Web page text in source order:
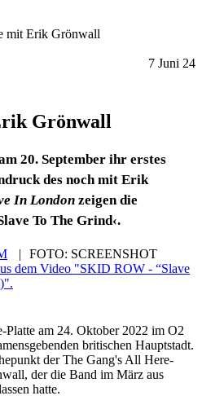
mit Erik Grönwall
7 Juni 24
Grönwall
20. September ihr erstes
des noch mit Erik
In London zeigen die
To The Grind‹.
| FOTO: SCREENSHOT
am 24. Oktober 2022 im O2
britischen Hauptstadt.
der The Gang's All Here-
der die Band im März aus
hatte.